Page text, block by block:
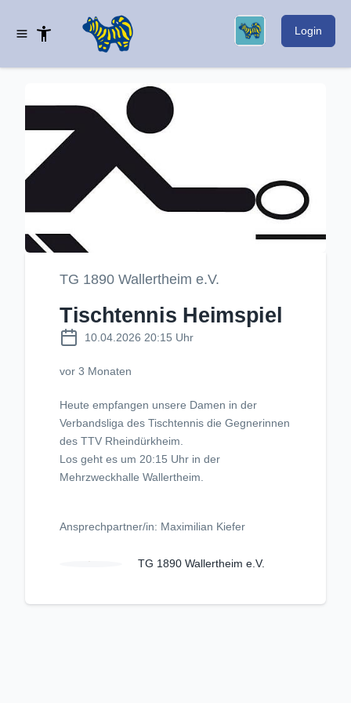
Login
TG 1890 Wallertheim e.V.
Tischtennis Heimspiel
10.04.2026 20:15 Uhr
vor 3 Monaten
Heute empfangen unsere Damen in der
Verbandsliga des Tischtennis die Gegnerinnen
des TTV Rheindürkheim.
Los geht es um 20:15 Uhr in der
Mehrzweckhalle Wallertheim.
Ansprechpartner/in: Maximilian Kiefer
TG 1890 Wallertheim e.V.